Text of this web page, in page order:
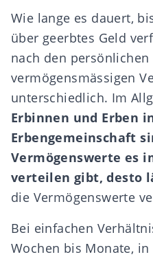
Wie lange es dauert,
über geerbtes Geld
nach den persönlichen
vermögensmässigen
unterschiedlich. Im
Erbinnen und Erben
Erbengemeinschaft
Vermögenswerte es
verteilen gibt, desto
die Vermögenswerte
Bei einfachen
Wochen bis Monate,